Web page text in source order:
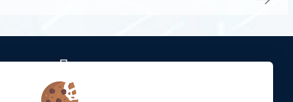
Подписка
Получайте только полезные статьи!